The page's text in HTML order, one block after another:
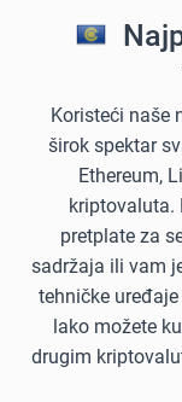
Koristeći naše
širok spektar
Ethereum,
kriptovaluta.
pretplate za
sadržaja ili vam
tehničke
lako možete
drugim